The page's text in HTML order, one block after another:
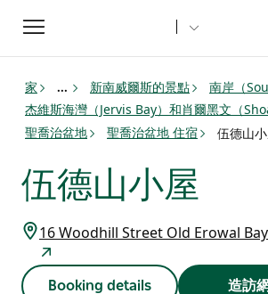
Toggle
navigation
家 ... 新南威爾斯的景點
南岸（
杰維斯海灣（Jervis Bay）和肖爾黑文（
聖喬治盆地
聖喬治盆地 住宿 伍德山
伍德山小屋
16 Woodhill Street Old Erowal
Booking details 造訪